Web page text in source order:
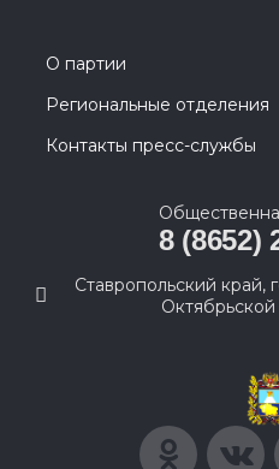
О партии
Региональные отделения
Контакты пресс-службы
8 (8652)
Ставропольский край,